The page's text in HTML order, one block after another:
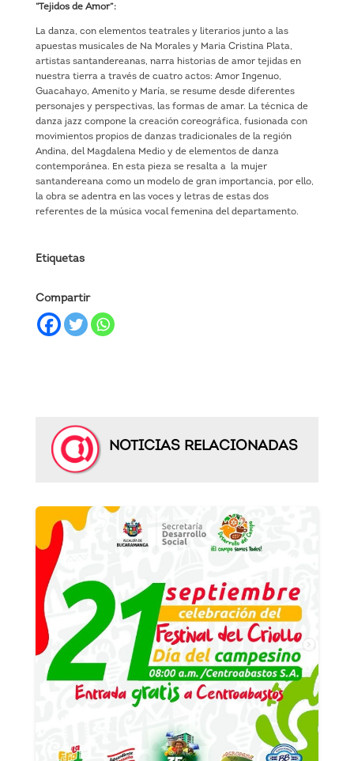
“Tejidos de Amor”:
La danza, con elementos teatrales y literarios junto a las
apuestas musicales de Na Morales y Maria Cristina Plata,
artistas santandereanas, narra historias de amor tejidas en
nuestra tierra a través de cuatro actos: Amor Ingenuo,
Guacahayo, Amenito y María, se resume desde diferentes
personajes y perspectivas, las formas de amar. La técnica de
danza jazz compone la creación coreográfica, fusionada con
movimientos propios de danzas tradicionales de la región
Andina, del Magdalena Medio y de elementos de danza
contemporánea. En esta pieza se resalta a la mujer
santandereana como un modelo de gran importancia, por ello,
la obra se adentra en las voces y letras de estas dos
referentes de la música vocal femenina del departamento.
Etiquetas
Compartir
NOTICIAS RELACIONADAS